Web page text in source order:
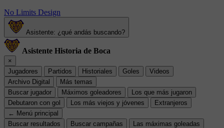
No Limits Design
Asistente: ¿qué andás buscando?
Asistente Historia de Boca
×
Jugadores
Partidos Historiales Goles
Videos
Archivo Digital
Más temas
Buscar jugador
Máximos goleadores
Los que más jugaron
Debutaron con gol
Los más viejos y jóvenes
Extranjeros
← Menú principal
Buscar resultados
Buscar campañas
Las máximas goleadas